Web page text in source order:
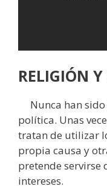
RELIGIÓN
Nunca han sido
política. Unas
tratan de utilizar
propia causa y
pretende servirse
intereses.